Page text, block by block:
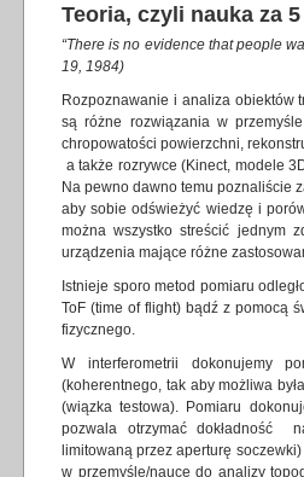
Teoria, czyli nauka za 5
“There is no evidence that people
19, 1984)
Rozpoznawanie i analiza obiektów
są różne rozwiązania w
chropowatości powierzchni,
a także rozrywce (Kinect, modele
Na pewno dawno temu poznaliście
aby sobie odświeżyć wiedzę i
można wszystko streścić jednym
urządzenia mające różne
Istnieje sporo metod pomiaru
ToF (time of flight) bądź z pomocą
fizycznego.
W interferometrii dokonujemy
(koherentnego, tak aby możliwa
(wiązka testowa). Pomiaru
pozwala otrzymać dokładność
limitowaną przez aperturę
w przemyśle/nauce do analizy